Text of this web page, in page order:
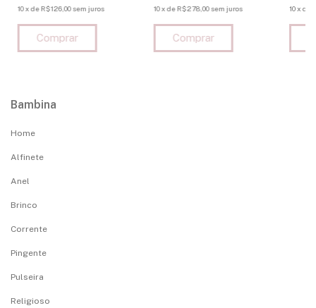
10xdeR$126,00sem juros 10 xdeR$278,00 sem juros 10x de
Bambina
Home
Alfinete
Anel
Brinco
Corrente
Pingente
Pulseira
Religioso